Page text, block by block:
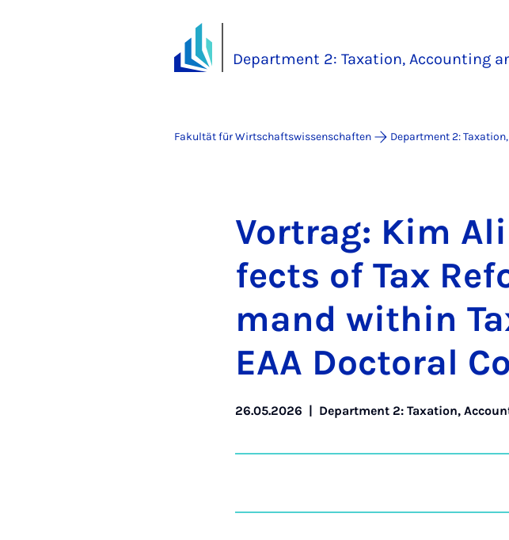
Department 2: Taxation, Accounting
Fakultät für Wirtschaftswissenschaften Department 2:
Vor­trag: Kim
fects of Tax
mand wi­thin
EAA Doc­to­ral
26.05.2026 | Department 2: Taxation,